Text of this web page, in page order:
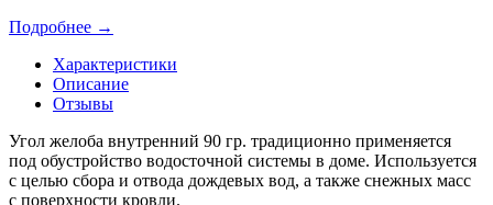
Подробнее →
Характеристики
Описание
Отзывы
Угол желоба внутренний 90 гр. традиционно применяется
под обустройство водосточной системы в доме. Используется
с целью сбора и отвода дождевых вод, а также снежных масс
с поверхности кровли.